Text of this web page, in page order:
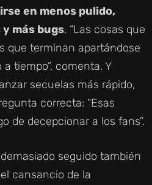
en menos pulido,
más bugs. “Las cosas que
que terminan apartándose
tiempo”, comenta. Y
secuelas más rápido,
correcta: “Esas
de decepcionar a los fans”.
seguido también
cansancio de la